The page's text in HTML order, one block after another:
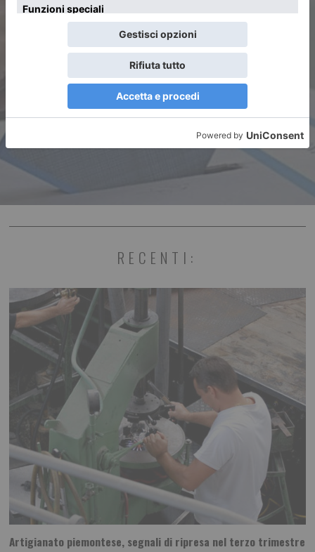
ARTICOLO SUCCESSIVO
Amministrative, il
centrodestra tiene
RECENTI:
Artigianato piemontese, segnali di ripresa nel terzo trimestre